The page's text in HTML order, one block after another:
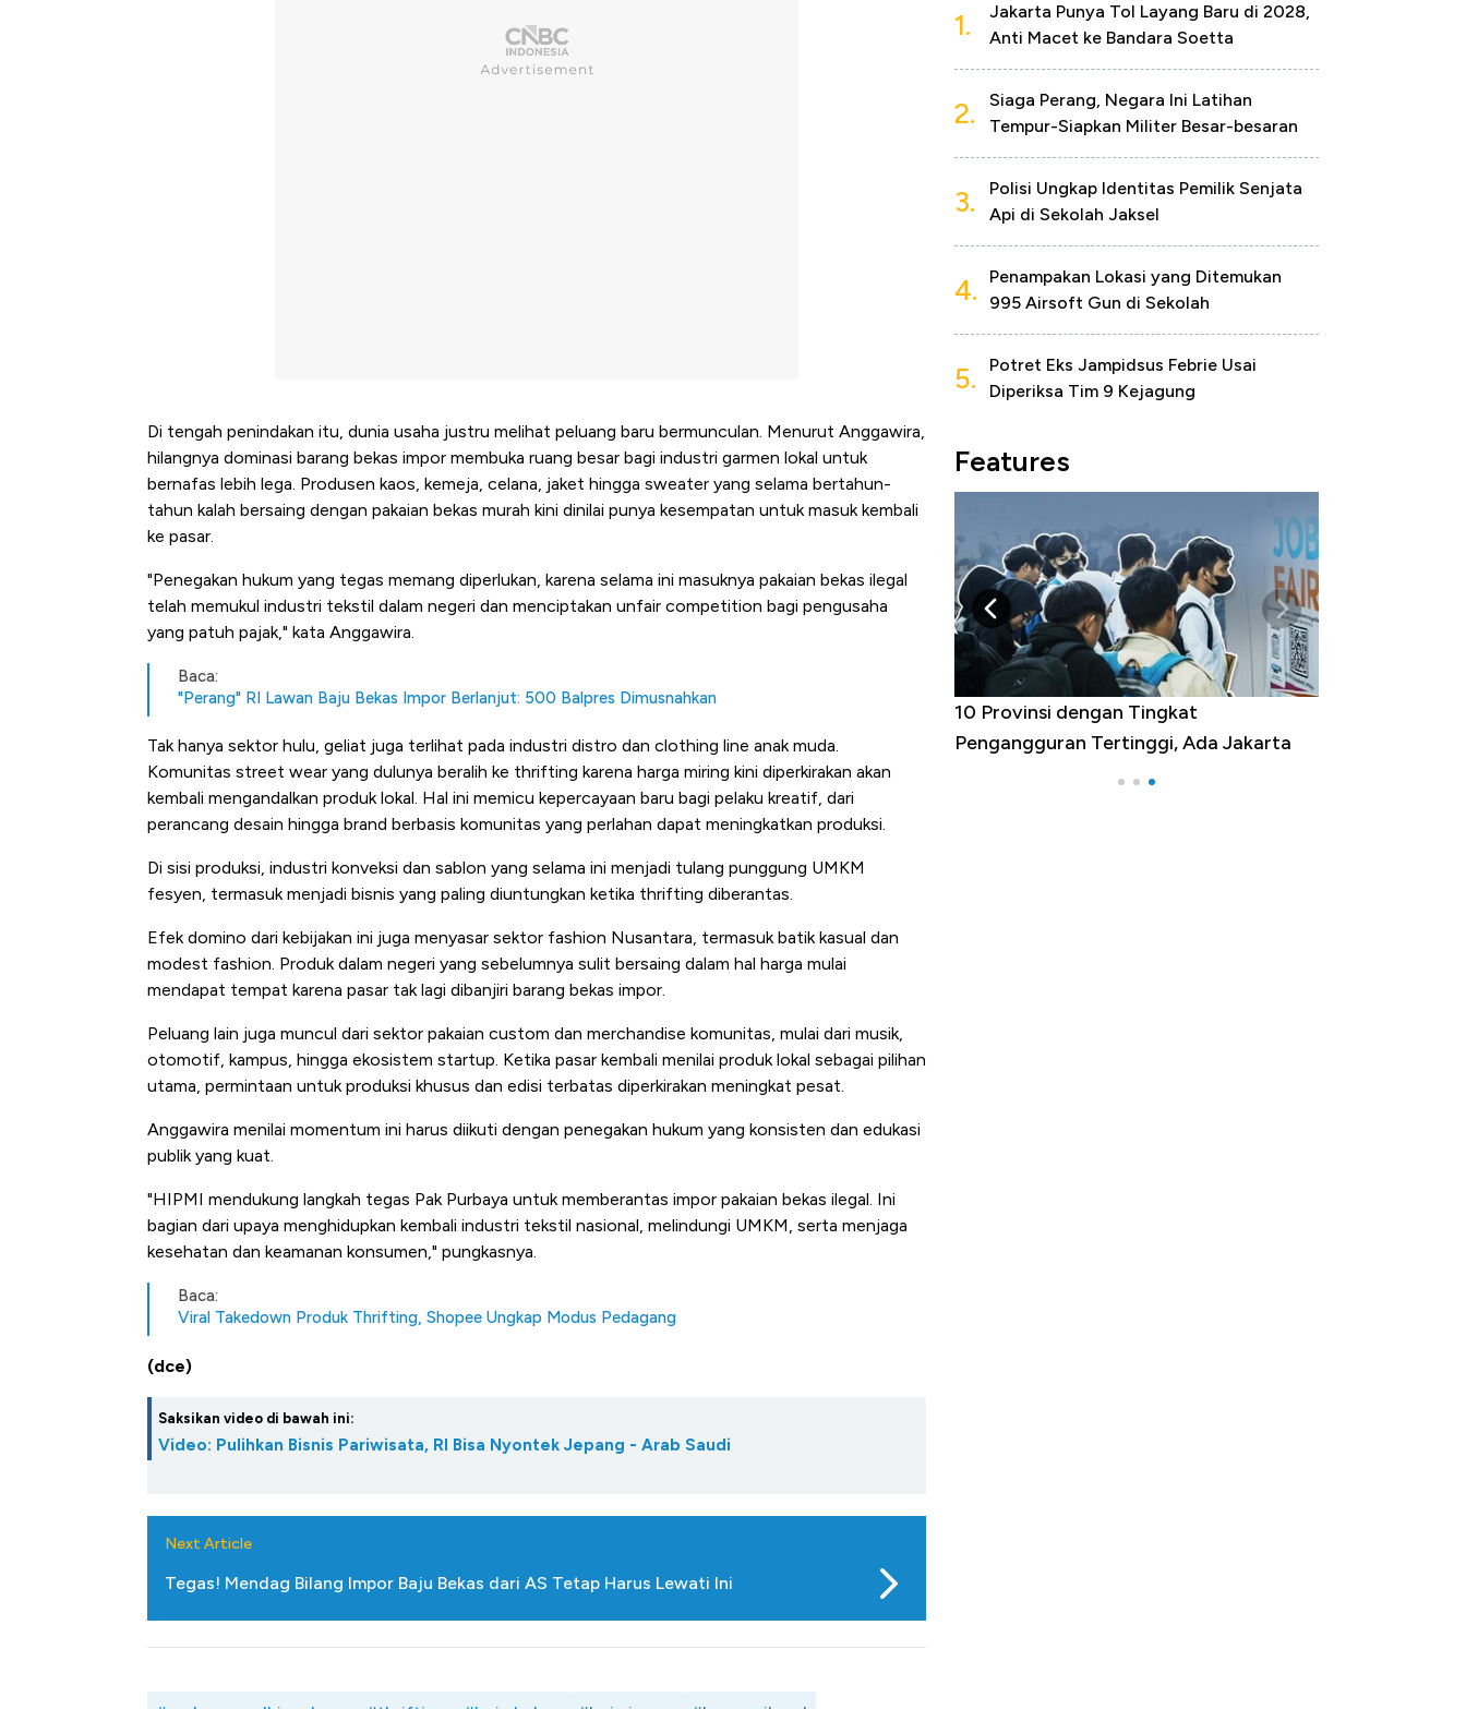
Di tengah penindakan itu, dunia usaha justru melihat peluang baru bermunculan. Menurut Anggawira,
hilangnya dominasi barang bekas impor membuka ruang besar bagi industri garmen lokal untuk
bernafas lebih lega. Produsen kaos, kemeja, celana, jaket hingga sweater yang selama bertahun-
tahun kalah bersaing dengan pakaian bekas murah kini dinilai punya kesempatan untuk masuk kembali
ke pasar.
"Penegakan hukum yang tegas memang diperlukan, karena selama ini masuknya pakaian bekas ilegal
telah memukul industri tekstil dalam negeri dan menciptakan unfair competition bagi pengusaha
yang patuh pajak," kata Anggawira.
Baca:
"Perang" RI Lawan Baju Bekas Impor Berlanjut: 500 Balpres Dimusnahkan
Tak hanya sektor hulu, geliat juga terlihat pada industri distro dan clothing line anak muda.
Komunitas street wear yang dulunya beralih ke thrifting karena harga miring kini diperkirakan akan
kembali mengandalkan produk lokal. Hal ini memicu kepercayaan baru bagi pelaku kreatif, dari
perancang desain hingga brand berbasis komunitas yang perlahan dapat meningkatkan produksi.
Di sisi produksi, industri konveksi dan sablon yang selama ini menjadi tulang punggung UMKM
fesyen, termasuk menjadi bisnis yang paling diuntungkan ketika thrifting diberantas.
Efek domino dari kebijakan ini juga menyasar sektor fashion Nusantara, termasuk batik kasual dan
modest fashion. Produk dalam negeri yang sebelumnya sulit bersaing dalam hal harga mulai
mendapat tempat karena pasar tak lagi dibanjiri barang bekas impor.
Peluang lain juga muncul dari sektor pakaian custom dan merchandise komunitas, mulai dari musik,
otomotif, kampus, hingga ekosistem startup. Ketika pasar kembali menilai produk lokal sebagai pilihan
utama, permintaan untuk produksi khusus dan edisi terbatas diperkirakan meningkat pesat.
Anggawira menilai momentum ini harus diikuti dengan penegakan hukum yang konsisten dan edukasi
publik yang kuat.
"HIPMI mendukung langkah tegas Pak Purbaya untuk memberantas impor pakaian bekas ilegal. Ini
bagian dari upaya menghidupkan kembali industri tekstil nasional, melindungi UMKM, serta menjaga
kesehatan dan keamanan konsumen," pungkasnya.
Baca:
Viral Takedown Produk Thrifting, Shopee Ungkap Modus Pedagang
(dce)
Saksikan video di bawah ini:
Video: Pulihkan Bisnis Pariwisata, RI Bisa Nyontek Jepang - Arab Saudi
Next Article
Tegas! Mendag Bilang Impor Baju Bekas dari AS Tetap Harus Lewati Ini
1.
Jakarta Punya Tol Layang Baru di 2028,
Anti Macet ke Bandara Soetta
2.
Siaga Perang, Negara Ini Latihan
Tempur-Siapkan Militer Besar-besaran
3.
Polisi Ungkap Identitas Pemilik Senjata
Api di Sekolah Jaksel
4.
Penampakan Lokasi yang Ditemukan
995 Airsoft Gun di Sekolah
5.
Potret Eks Jampidsus Febrie Usai
Diperiksa Tim 9 Kejagung
Features
Kongo Tutup Keran Ekspor, Harga
Tembaga Terbang ke Zona Berbahaya
Mana yang Cuannya Paling Menyala?
10 Provinsi dengan Tingkat
Pengangguran Tertinggi, Ada Jakarta